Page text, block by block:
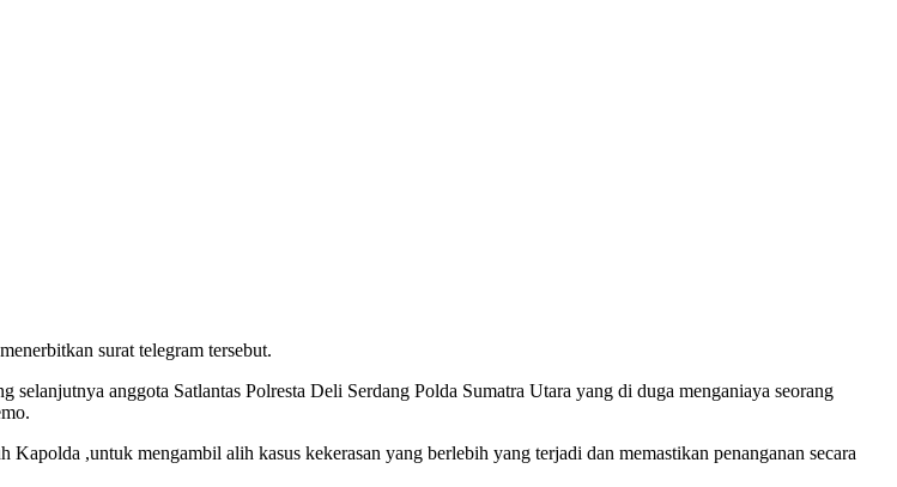
surat telegram tersebut.
anggota Satlantas Polresta Deli Serdang Polda Sumatra Utara yang di duga menganiaya seorang
,untuk mengambil alih kasus kekerasan yang berlebih yang terjadi dan memastikan penanganan secara